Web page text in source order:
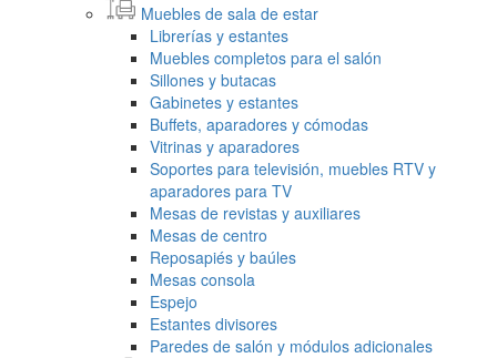
Muebles de sala de estar
Librerías y estantes
Muebles completos para el salón
Sillones y butacas
Gabinetes y estantes
Buffets, aparadores y cómodas
Vitrinas y aparadores
Soportes para televisión, muebles RTV y
aparadores para TV
Mesas de revistas y auxiliares
Mesas de centro
Reposapiés y baúles
Mesas consola
Espejo
Estantes divisores
Paredes de salón y módulos adicionales